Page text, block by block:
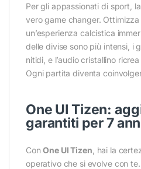
Per gli appassionati di sport, la
vero game changer.
un’esperienza calcistica
delle divise sono più intensi, i
nitidi, e l’audio cristallino
Ogni partita diventa
One UI Tizen:
garantiti per 7
ConOne UI Tizen , hai la
operativo che si evolve con